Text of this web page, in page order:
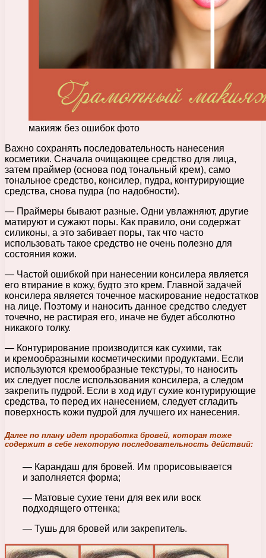
макияж без ошибок фото
Важно сохранять последовательность нанесения
косметики. Сначала очищающее средство для лица,
затем праймер (основа под тональный крем), само
тональное средство, консилер, пудра, контурирующие
средства, снова пудра (по надобности).
— Праймеры бывают разные. Одни увлажняют, другие
матируют и сужают поры. Как правило, они содержат
силиконы, а это забивает поры, так что часто
использовать такое средство не очень полезно для
состояния кожи.
— Частой ошибкой при нанесении консилера является
его втирание в кожу, будто это крем. Главной задачей
консилера является точечное маскирование недостатков
на лице. Поэтому и наносить данное средство следует
точечно, не растирая его, иначе не будет абсолютно
никакого толку.
— Контурирование производится как сухими, так
и кремообразными косметическими продуктами. Если
используются кремообразные текстуры, то наносить
их следует после использования консилера, а следом
закрепить пудрой. Если в ход идут сухие контурирующие
средства, то перед их нанесением, следует сгладить
поверхность кожи пудрой для лучшего их нанесения.
Далее по плану идет проработка бровей, которая тоже
содержит в себе некоторую последовательность действий:
— Карандаш для бровей. Им прорисовывается
и заполняется форма;
— Матовые сухие тени для век или воск
подходящего оттенка;
— Тушь для бровей или закрепитель.